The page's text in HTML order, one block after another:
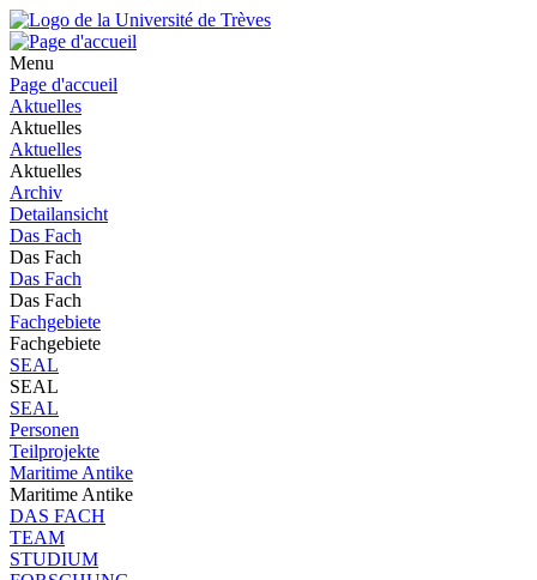
Menu
Page d'accueil
Aktuelles
Aktuelles
Aktuelles
Aktuelles
Archiv
Detailansicht
Das Fach
Das Fach
Das Fach
Das Fach
Fachgebiete
Fachgebiete
SEAL
SEAL
SEAL
Personen
Teilprojekte
Maritime Antike
Maritime Antike
DAS FACH
TEAM
STUDIUM